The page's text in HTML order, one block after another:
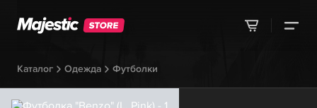
Каталог Одежда Футболки